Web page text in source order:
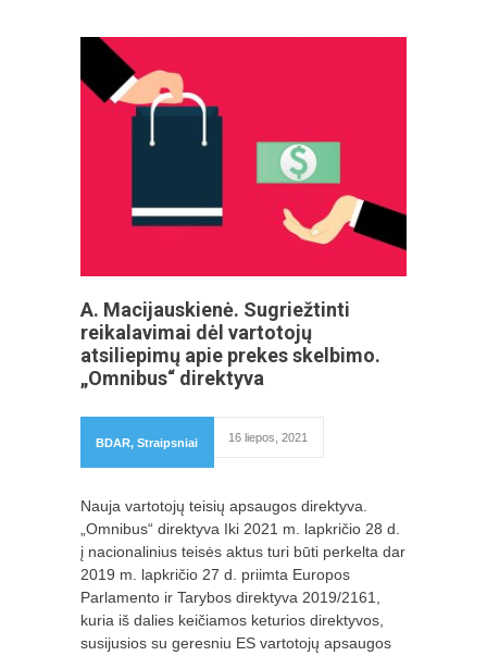
A. Macijauskienė. Sugriežtinti
reikalavimai dėl vartotojų
atsiliepimų apie prekes skelbimo.
„Omnibus“ direktyva
BDAR, Straipsniai 16 liepos, 2021
Nauja vartotojų teisių apsaugos direktyva.
„Omnibus“ direktyva Iki 2021 m. lapkričio 28 d.
į nacionalinius teisės aktus turi būti perkelta dar
2019 m. lapkričio 27 d. priimta Europos
Parlamento ir Tarybos direktyva 2019/2161,
kuria iš dalies keičiamos keturios direktyvos,
susijusios su geresniu ES vartotojų apsaugos